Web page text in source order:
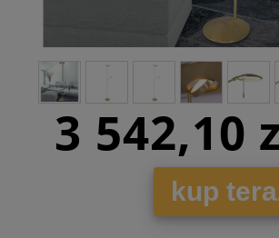
3 542,10
kup